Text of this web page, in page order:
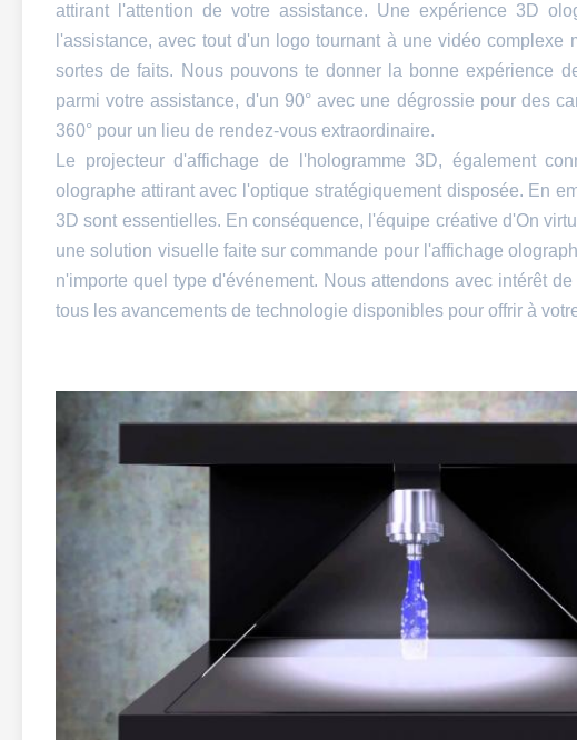
attirant l'attention de votre assistance. Une expérience 3D
l'assistance, avec tout d'un logo tournant à une vidéo
sortes de faits. Nous pouvons te donner la bonne expérience
parmi votre assistance, d'un 90° avec une dégrossie pour des
360° pour un lieu de rendez-vous extraordinaire.
Le projecteur d'affichage de l'hologramme 3D, également
olographe attirant avec l'optique stratégiquement disposée. En
3D sont essentielles. En conséquence, l'équipe créative d'On
une solution visuelle faite sur commande pour l'affichage
n'importe quel type d'événement. Nous attendons avec intérêt
tous les avancements de technologie disponibles pour offrir à